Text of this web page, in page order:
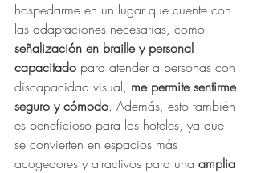
hospedarme en un lugar que cuente con
las adaptaciones necesarias, como
señalización en braille y personal
capacitado para atender a personas con
discapacidad visual, me permite sentirme
seguro y cómodo. Además, esto también
es beneficioso para los hoteles, ya que
se convierten en espacios más
acogedores y atractivos para una amplia